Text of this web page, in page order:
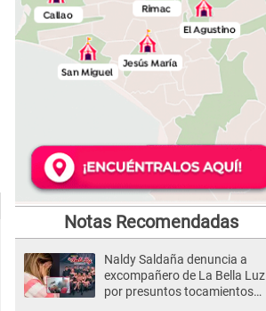
Notas Recomendadas
Naldy Saldaña denuncia a
excompañero de La Bella Luz
por presuntos tocamientos